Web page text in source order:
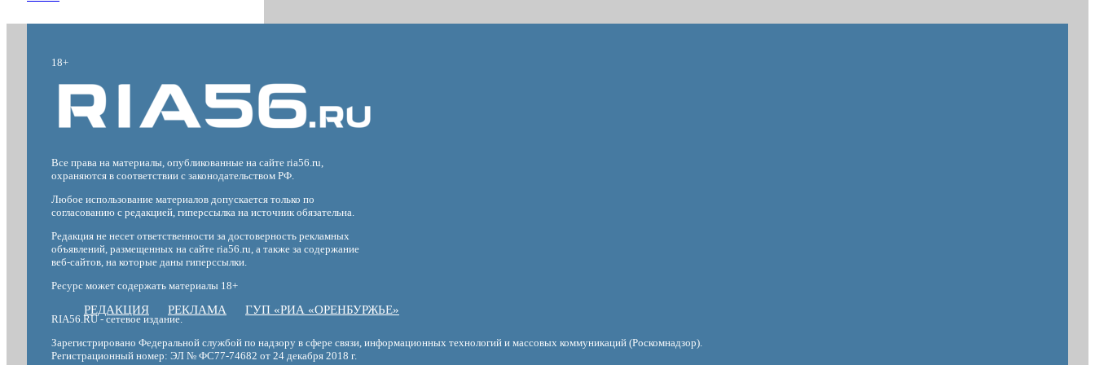
18+
Все права на материалы, опубликованные на сайте ria56.ru,
охраняются в соответствии с законодательством РФ.
Любое использование материалов допускается только по
согласованию с редакцией, гиперссылка на источник обязательна.
Редакция не несет ответственности за достоверность рекламных
объявлений, размещенных на сайте ria56.ru, а также за содержание
веб-сайтов, на которые даны гиперссылки.
Ресурс может содержать материалы 18+
РЕДАКЦИЯ РЕКЛАМА ГУП «РИА «ОРЕНБУРЖЬЕ»
RIA56.RU - сетевое издание.
Зарегистрировано Федеральной службой по надзору в сфере связи, информационных технологий и массовых коммуникаций (Роскомнадзор).
Регистрационный номер: ЭЛ № ФС77-74682 от 24 декабря 2018 г.